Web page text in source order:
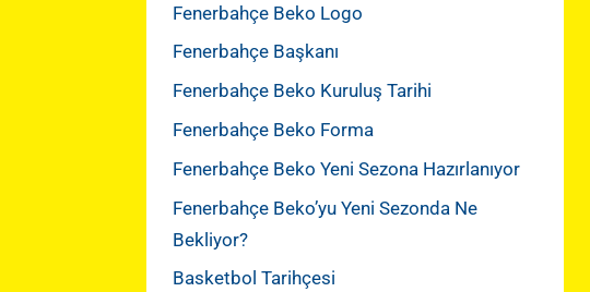
Fenerbahçe Beko Logo
Fenerbahçe Başkanı
Fenerbahçe Beko Kuruluş Tarihi
Fenerbahçe Beko Forma
Fenerbahçe Beko Yeni Sezona Hazırlanıyor
Fenerbahçe Beko’yu Yeni Sezonda Ne
Bekliyor?
Basketbol Tarihçesi